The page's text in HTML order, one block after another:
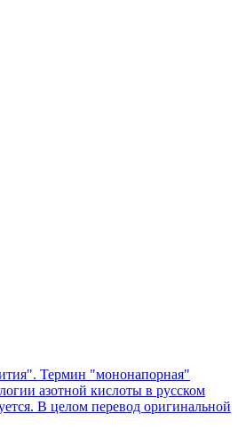
Термин "мононапорная"
азотной кислоты в русском
В целом перевод оригинальной